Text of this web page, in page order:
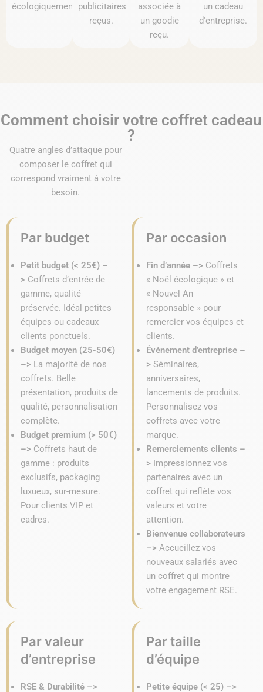
écologiquement. publicitaires
reçus.
associée à
un goodie
reçu.
un cadeau
d'entreprise.
Comment choisir votre coffret cadeau
?
Quatre angles d’attaque pour
composer le coffret qui
correspond vraiment à votre
besoin.
Par budget
Petit budget (< 25€) –
> Coffrets d’entrée de
gamme, qualité
préservée. Idéal petites
équipes ou cadeaux
clients ponctuels.
Budget moyen (25-50€)
–> La majorité de nos
coffrets. Belle
présentation, produits de
qualité, personnalisation
complète.
Budget premium (> 50€)
–> Coffrets haut de
gamme : produits
exclusifs, packaging
luxueux, sur-mesure.
Pour clients VIP et
cadres.
Par occasion
Fin d’année –> Coffrets
« Noël écologique » et
« Nouvel An
responsable » pour
remercier vos équipes et
clients.
Événement d’entreprise –
> Séminaires,
anniversaires,
lancements de produits.
Personnalisez vos
coffrets avec votre
marque.
Remerciements clients –
> Impressionnez vos
partenaires avec un
coffret qui reflète vos
valeurs et votre
attention.
Bienvenue collaborateurs
–> Accueillez vos
nouveaux salariés avec
un coffret qui montre
votre engagement RSE.
Par valeur
d’entreprise
RSE & Durabilité –>
Par taille
d’équipe
Petite équipe (< 25) –>